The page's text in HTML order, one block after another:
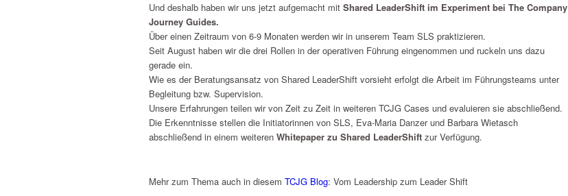
Und deshalb haben wir uns jetzt aufgemacht mit Shared LeaderShift im Experiment bei The Company
Journey Guides.
Über einen Zeitraum von 6-9 Monaten werden wir in unserem Team SLS praktizieren.
Seit August haben wir die drei Rollen in der operativen Führung eingenommen und ruckeln uns dazu
gerade ein.
Wie es der Beratungsansatz von Shared LeaderShift vorsieht erfolgt die Arbeit im Führungsteams unter
Begleitung bzw. Supervision.
Unsere Erfahrungen teilen wir von Zeit zu Zeit in weiteren TCJG Cases und evaluieren sie abschließend.
Die Erkenntnisse stellen die Initiatorinnen von SLS, Eva-Maria Danzer und Barbara Wietasch
abschließend in einem weiteren Whitepaper zu Shared LeaderShift zur Verfügung.
Mehr zum Thema auch in diesem TCJG Blog: Vom Leadership zum Leader Shift